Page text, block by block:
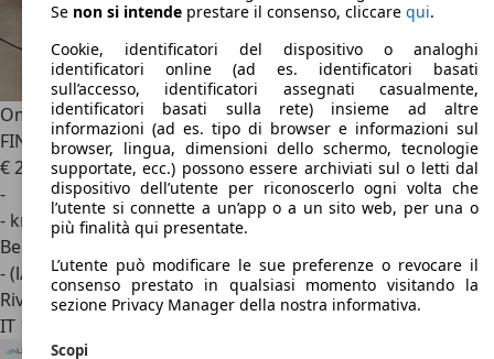
Omoda 51.6 T-GDI PURE DCT * SENZA VINCOLO DI
FINANZIAMENTO *
€ 21.1901
-
- km
Benzina
- (l/100 km)
Rivenditore
IT 13100
Se non si intende prestare il consenso, cliccare qui.
Cookie, identificatori del dispositivo o analoghi
identificatori online (ad es. identificatori basati
sull’accesso, identificatori assegnati casualmente,
identificatori basati sulla rete) insieme ad altre
informazioni (ad es. tipo di browser e informazioni sul
browser, lingua, dimensioni dello schermo, tecnologie
supportate, ecc.) possono essere archiviati sul o letti dal
dispositivo dell’utente per riconoscerlo ogni volta che
l’utente si connette a un’app o a un sito web, per una o
più finalità qui presentate.
L’utente può modificare le sue preferenze o revocare il
consenso prestato in qualsiasi momento visitando la
sezione Privacy Manager della nostra informativa.
Scopi